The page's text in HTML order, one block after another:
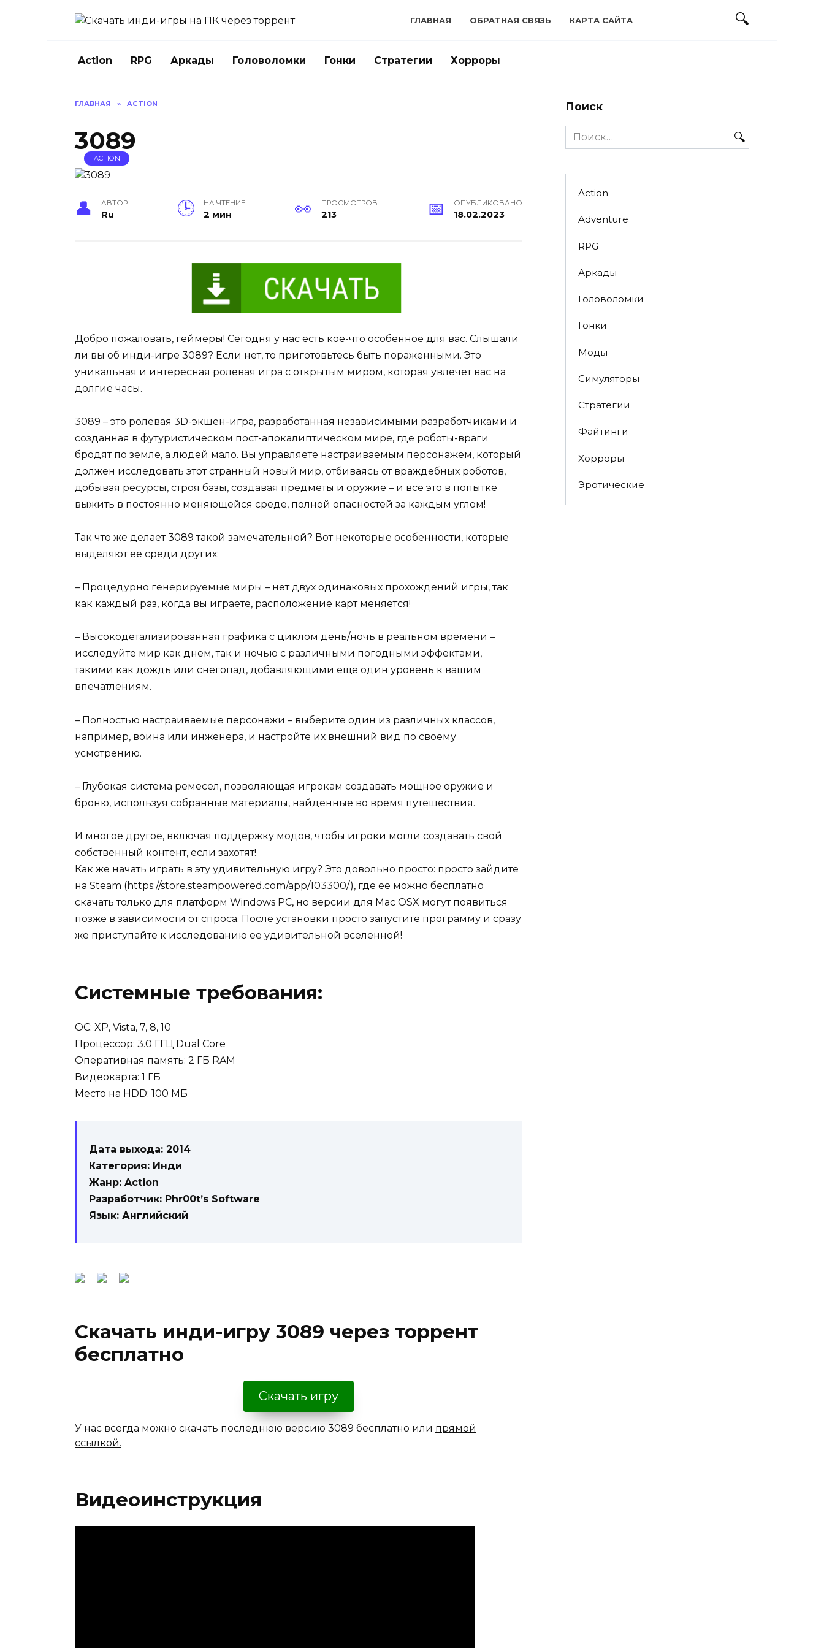
ГЛАВНАЯ ОБРАТНАЯ СВЯЗЬ КАРТА САЙТА
Action RPG Аркады Головоломки Гонки Стратегии Хорроры
ГЛАВНАЯ » ACTION
3089
ACTION
АВТОР
Ru
НА ЧТЕНИЕ
2 мин
ПРОСМОТРОВ
213
ОПУБЛИКОВАНО
18.02.2023
Добро пожаловать, геймеры! Сегодня у нас есть кое-что особенное для вас. Слышали
ли вы об инди-игре 3089? Если нет, то приготовьтесь быть пораженными. Это
уникальная и интересная ролевая игра с открытым миром, которая увлечет вас на
долгие часы.
3089 – это ролевая 3D-экшен-игра, разработанная независимыми разработчиками и
созданная в футуристическом пост-апокалиптическом мире, где роботы-враги
бродят по земле, а людей мало. Вы управляете настраиваемым персонажем, который
должен исследовать этот странный новый мир, отбиваясь от враждебных роботов,
добывая ресурсы, строя базы, создавая предметы и оружие – и все это в попытке
выжить в постоянно меняющейся среде, полной опасностей за каждым углом!
Так что же делает 3089 такой замечательной? Вот некоторые особенности, которые
выделяют ее среди других:
– Процедурно генерируемые миры – нет двух одинаковых прохождений игры, так
как каждый раз, когда вы играете, расположение карт меняется!
– Высокодетализированная графика с циклом день/ночь в реальном времени –
исследуйте мир как днем, так и ночью с различными погодными эффектами,
такими как дождь или снегопад, добавляющими еще один уровень к вашим
впечатлениям.
– Полностью настраиваемые персонажи – выберите один из различных классов,
например, воина или инженера, и настройте их внешний вид по своему
усмотрению.
– Глубокая система ремесел, позволяющая игрокам создавать мощное оружие и
броню, используя собранные материалы, найденные во время путешествия.
И многое другое, включая поддержку модов, чтобы игроки могли создавать свой
собственный контент, если захотят!
Как же начать играть в эту удивительную игру? Это довольно просто: просто зайдите
на Steam (https://store.steampowered.com/app/103300/), где ее можно бесплатно
скачать только для платформ Windows PC, но версии для Mac OSX могут появиться
позже в зависимости от спроса. После установки просто запустите программу и сразу
же приступайте к исследованию ее удивительной вселенной!
Системные требования:
OC: XP, Vista, 7, 8, 10
Процессор: 3.0 ГГЦ Dual Core
Оперативная память: 2 ГБ RAM
Видеокарта: 1 ГБ
Место на HDD: 100 МБ
Дата выхода: 2014
Категория: Инди
Жанр: Action
Разработчик: Phr00t’s Software
Язык: Английский
Скачать инди-игру 3089 через торрент
бесплатно
Скачать игру
У нас всегда можно скачать последнюю версию 3089 бесплатно или прямой
ссылкой.
Видеоинструкция
Поиск
Search
for:
Action
Adventure
RPG
Аркады
Головоломки
Гонки
Моды
Симуляторы
Стратегии
Файтинги
Хорроры
Эротические